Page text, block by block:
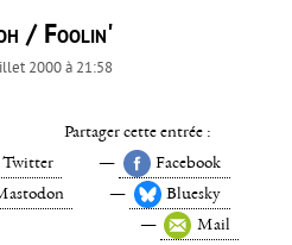
/ Foolin'
2000 à 21:58
Partager cette entrée :
Twitter
Facebook
Bluesky
Mail